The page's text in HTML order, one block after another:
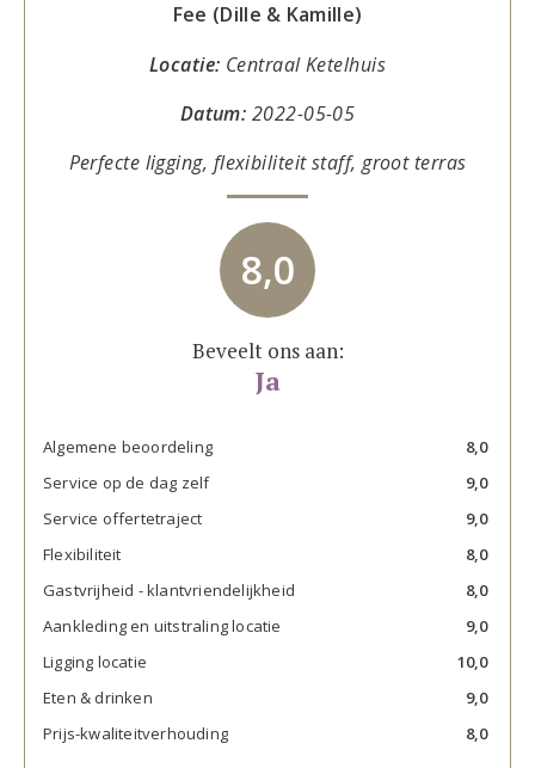
Fee (Dille & Kamille)
Locatie: Centraal Ketelhuis
Datum: 2022-05-05
Perfecte ligging, flexibiliteit staff, groot terras
8,0
Beveelt ons aan:
Ja
Algemene beoordeling
8,0
Service op de dag zelf
9,0
Service offertetraject
9,0
Flexibiliteit
8,0
Gastvrijheid - klantvriendelijkheid
8,0
Aankleding en uitstraling locatie
9,0
Ligging locatie
10,0
Eten & drinken
9,0
Prijs-kwaliteitverhouding
8,0